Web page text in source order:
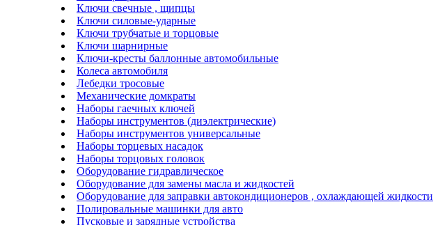
Ключи свечные , щипцы
Ключи силовые-ударные
Ключи трубчатые и торцовые
Ключи шарнирные
Ключи-кресты баллонные автомобильные
Колеса автомобиля
Лебедки тросовые
Механические домкраты
Наборы гаечных ключей
Наборы инструментов (диэлектрические)
Наборы инструментов универсальные
Наборы торцевых насадок
Наборы торцовых головок
Оборудование гидравлическое
Оборудование для замены масла и жидкостей
Оборудование для заправки автокондиционеров , охлаждающей жидкости
Полировальные машинки для авто
Пусковые и зарядные устройства